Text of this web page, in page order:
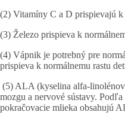
(2) Vitamíny C a D prispievajú
(3) Železo prispieva k
(4) Vápnik je potrebný pre
prispieva k normálnemu rastu
(5) ALA (kyselina alfa-
mozgu a nervové sústavy.
pokračovacie mlieka obsahujú